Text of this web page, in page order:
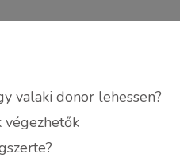
valaki donor lehessen?